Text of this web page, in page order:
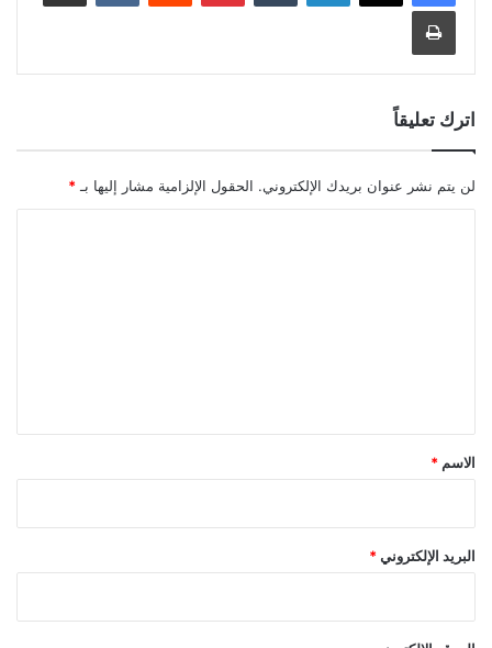
طباعة
اترك تعليقاً
لن يتم نشر عنوان بريدك الإلكتروني. الحقول الإلزامية مشار إليها بـ *
*
الاسم *
البريد الإلكتروني *